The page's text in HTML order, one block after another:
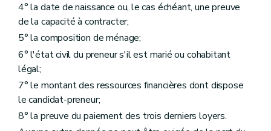
4° la date de naissance ou, le cas échéant, une preuve
de la capacité à contracter;
5° la composition de ménage;
6° l'état civil du preneur s'il est marié ou cohabitant
légal;
7° le montant des ressources financières dont dispose
le candidat-preneur;
8° la preuve du paiement des trois derniers loyers.